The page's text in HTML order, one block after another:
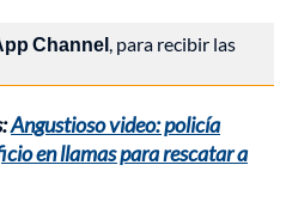
Channel, para recibir las
Angustioso video: policía
en llamas para rescatar a